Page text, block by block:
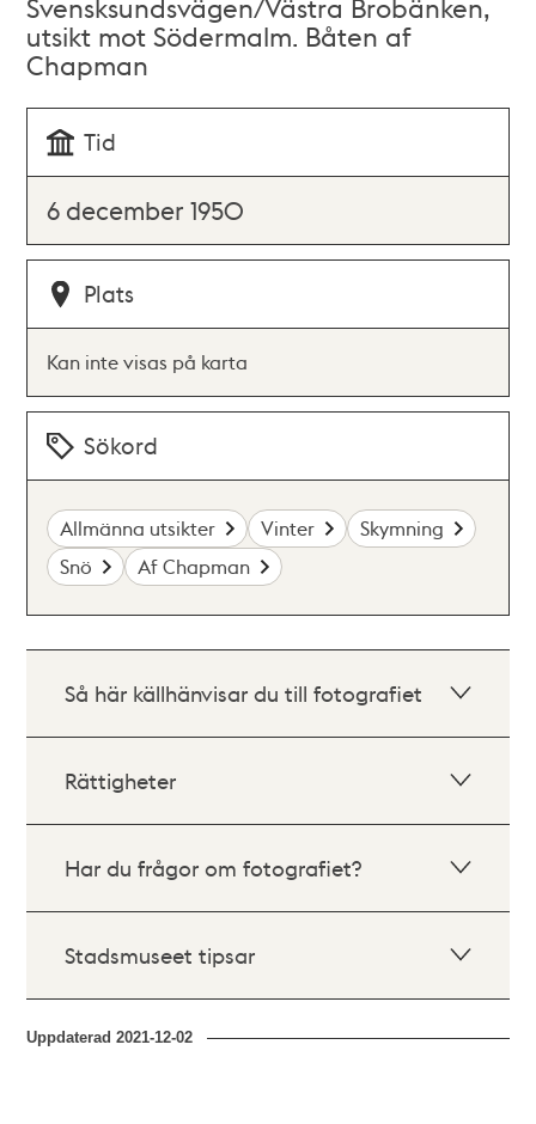
Svensksundsvägen/Västra Brobänken,
utsikt mot Södermalm. Båten af
Chapman
Tid
6 december 1950
Plats
Kan inte visas på karta
Sökord
Allmänna utsikter Vinter
Skymning
Snö
Af Chapman
Så här källhänvisar du till fotografiet
Rättigheter
Har du frågor om fotografiet?
Stadsmuseet tipsar
Uppdaterad2021-12-02